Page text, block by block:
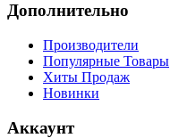
Дополнительно
Производители
Популярные Товары
Хиты Продаж
Новинки
Аккаунт